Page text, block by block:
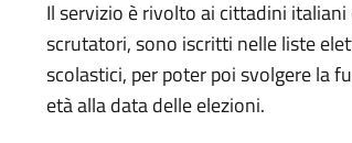
Il servizio è rivolto ai cittadini
scrutatori, sono iscritti nelle liste
scolastici, per poter poi svolgere la
età alla data delle elezioni.